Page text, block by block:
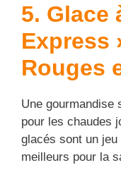
5. Glace
Express
Rouges
Une gourmandise
pour les chaudes
glacés sont un jeu
meilleurs pour la